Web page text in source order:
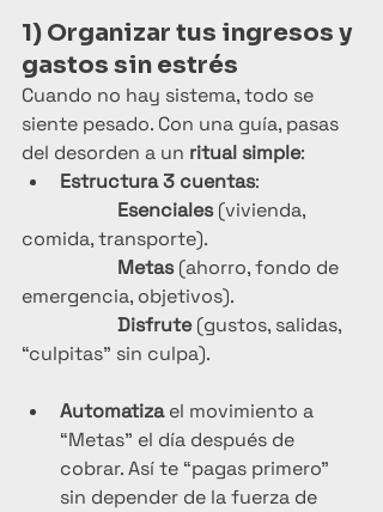
1) Organizar tus ingresos y
gastos sin estrés
Cuando no hay sistema, todo se
siente pesado. Con una guía, pasas
del desorden a un ritual simple:
Estructura 3 cuentas:
Esenciales (vivienda,
comida, transporte).
Metas (ahorro, fondo de
emergencia, objetivos).
Disfrute (gustos, salidas,
“culpitas” sin culpa).
Automatiza el movimiento a
“Metas” el día después de
cobrar. Así te “pagas primero”
sin depender de la fuerza de